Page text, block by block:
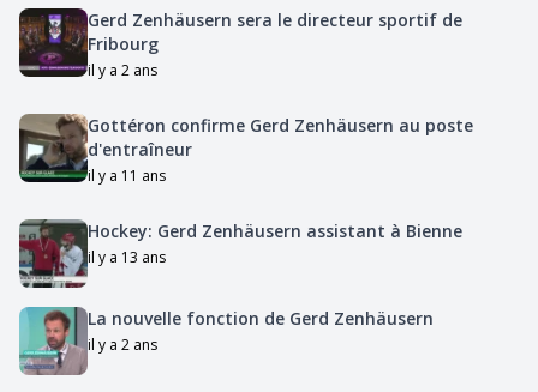
Gerd Zenhäusern sera le directeur sportif de
Fribourg
il y a 2 ans
Gottéron confirme Gerd Zenhäusern au poste
d'entraîneur
il y a 11 ans
Hockey: Gerd Zenhäusern assistant à Bienne
il y a 13 ans
La nouvelle fonction de Gerd Zenhäusern
il y a 2 ans